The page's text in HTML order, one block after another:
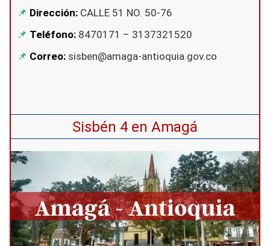
Dirección: CALLE 51 NO. 50-76
Teléfono: 8470171 – 3137321520
Correo: sisben@amaga-antioquia.gov.co
Sisbén 4 en Amagá